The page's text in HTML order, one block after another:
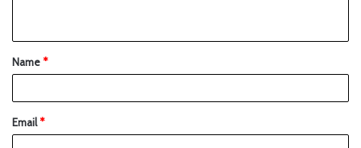
Name*
Email*